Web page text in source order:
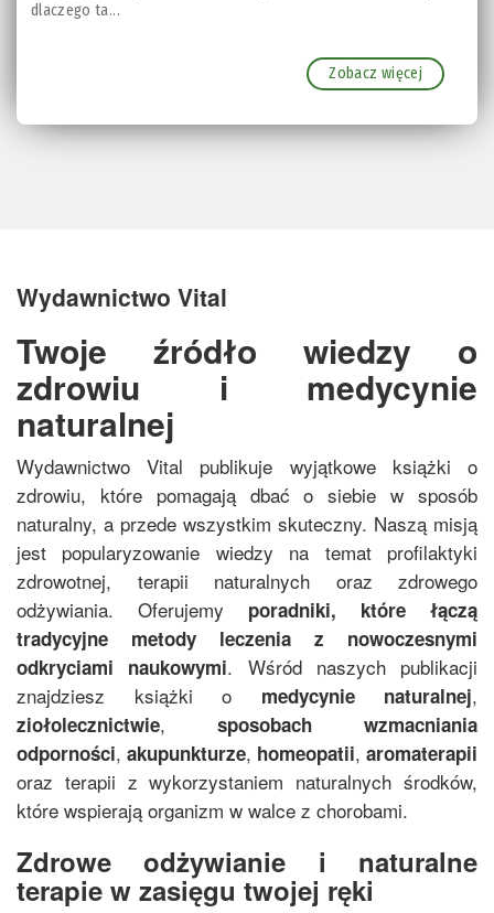
dlaczego ta...
Zobacz więcej
Wydawnictwo Vital
Twoje źródło wiedzy o
zdrowiu i medycynie
naturalnej
Wydawnictwo Vital publikuje wyjątkowe książki o
zdrowiu, które pomagają dbać o siebie w sposób
naturalny, a przede wszystkim skuteczny. Naszą misją
jest popularyzowanie wiedzy na temat profilaktyki
zdrowotnej, terapii naturalnych oraz zdrowego
odżywiania. Oferujemy poradniki, które łączą
tradycyjne metody leczenia z nowoczesnymi
odkryciami naukowymi. Wśród naszych publikacji
znajdziesz książki o medycynie naturalnej,
ziołolecznictwie, sposobach wzmacniania
odporności, akupunkturze, homeopatii, aromaterapii
oraz terapii z wykorzystaniem naturalnych środków,
które wspierają organizm w walce z chorobami.
Zdrowe odżywianie i naturalne
terapie w zasięgu twojej ręki